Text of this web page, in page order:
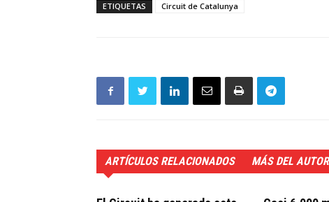
ETIQUETAS Circuit de Catalunya
ARTÍCULOS RELACIONADOS MÁS DEL AUTOR